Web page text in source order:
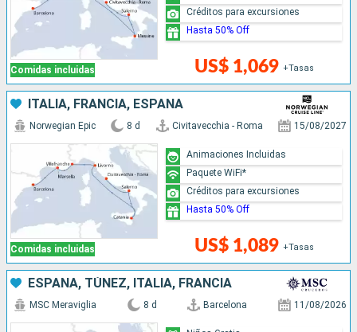
Comidas incluidas US$ 1,069 +Tasas
Créditos para excursiones
Hasta 50% Off
ITALIA, FRANCIA, ESPAÑA
Comidas incluidas
Norwegian Epic 8 d Civitavecchia - Roma 15/08/2027
US$ 1,089 +Tasas
Animaciones Incluidas
Paquete WiFi*
Créditos para excursiones
Hasta 50% Off
ESPAÑA, TÚNEZ, ITALIA, FRANCIA
MSC Meraviglia 8 d Barcelona 11/08/2026